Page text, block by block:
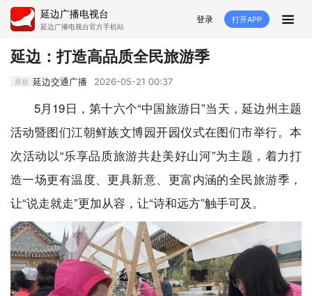
延边广播电视台
延边广播电视台官方手机站
登录 打开APP
首页
推荐 经济
短视频 红石榴 延边特色 广传
人大 融媒直播 政协 县市
纪委监委 专题 文体 国内
交通文艺广播 延边卫健 延边医保 延边医院
延边商务 延边好就业 VR
直播点播
延边：打造高品质全民旅游季
原创 延边交通广播 2026-05-21 00:37
5月19日，第十六个“中国旅游日”当天，延边州主题
活动暨图们江朝鲜族文博园开园仪式在图们市举行。本
次活动以“乐享品质旅游共赴美好山河”为主题，着力打
造一场更有温度、更具新意、更富内涵的全民旅游季，
让“说走就走”更加从容，让“诗和远方”触手可及。